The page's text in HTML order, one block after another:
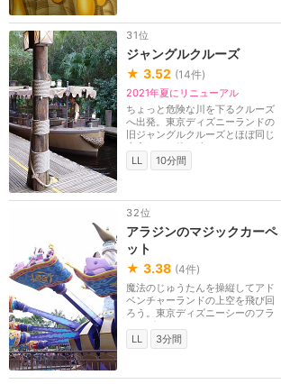
31位
ジャングルクルーズ
★ 3.52 (14件)
2021年夏にリニューアル
ちょっと危険な川を下るクルーズ
へ出発。東京ディズニーランドの
旧ジャングルクルーズとほぼ同じ
内容です。待ち時...
LL
10分間
32位
アラジンのマジックカーペ
ット
★ 3.38 (4件)
魔法のじゅうたんを操縦してアド
ベンチャーランドの上空を飛び回
ろう。東京ディズニーシーのフラ
イングカーペット...
LL
3分間